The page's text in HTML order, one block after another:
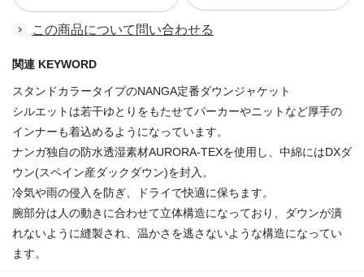
この商品について問い合わせる
関連 KEYWORD
スタンドカラータイプのNANGA定番ダウンジャケット
シルエットは若干ゆとりをもたせてパーカーやニットなど厚手の
インナーも着込めるようになっています。
ナンガ独自の防水透湿素材AURORA-TEXを使用し、中綿にはDXダ
ウン(スペイン産ダックダウン)を封入。
冷気や雨の侵入を防ぎ、ドライで快適に保ちます。
腕部分は人の動きに合わせて立体構造になっており、ダウンが潰
れないように縫製され、温かさを逃さないような構造になってい
ます。